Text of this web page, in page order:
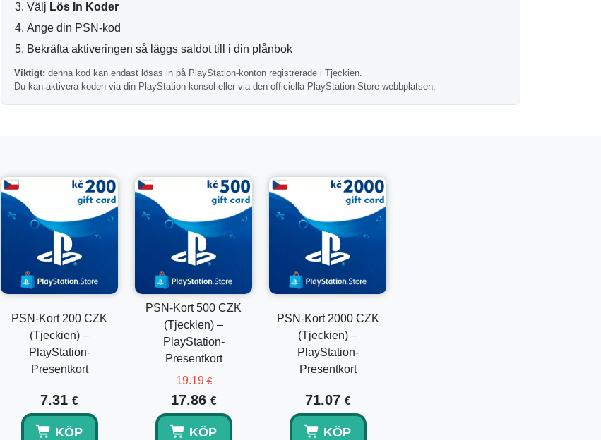
behandlas automatiskt.
Tjeckiskt PSN-konto Krävs
Bekräfta alltid din kontoregion innan du slutför köpet.
Ja, det inlösta plånbalansen kan användas för flera berättigade köp i PlayStation Store.
Är detta en digital produkt?
Ja, detta är en digital PSN plånbokskod som levereras via e-post.
Kan koden användas på ett annat regionalt konto?
Nej, den är endast giltig för tjeckiska PlayStation-konton.
Välj Lös In Koder
Ange din PSN-kod
Bekräfta aktiveringen så läggs saldot till i din plånbok
Viktigt: denna kod kan endast lösas in på PlayStation-konton registrerade i Tjeckien.
Du kan aktivera koden via din PlayStation-konsol eller via den officiella PlayStation Store-webbplatsen.
PSN-Kort 200 CZK
(Tjeckien) –
PlayStation-
Presentkort
7.31 €
KÖP
PSN-Kort 500 CZK
(Tjeckien) –
PlayStation-
Presentkort
19.19€
17.86 €
KÖP
PSN-Kort 2000 CZK
(Tjeckien) –
PlayStation-
Presentkort
71.07 €
KÖP